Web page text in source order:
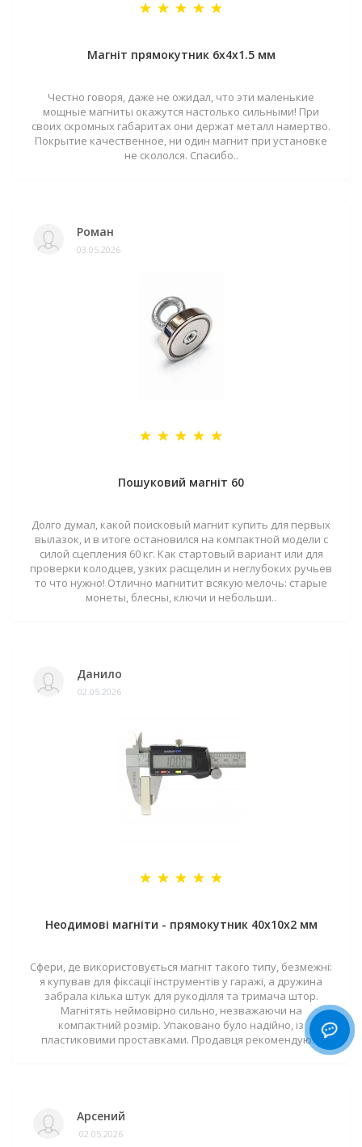
Магніт прямокутник 6х4х1.5 мм
Честно говоря, даже не ожидал, что эти маленькие
мощные магниты окажутся настолько сильными! При
своих скромных габаритах они держат металл намертво.
Покрытие качественное, ни один магнит при установке
не скололся. Спасибо..
Роман
03.05.2026
Пошуковий магніт 60
Долго думал, какой поисковый магнит купить для первых
вылазок, и в итоге остановился на компактной модели с
силой сцепления 60 кг. Как стартовый вариант или для
проверки колодцев, узких расщелин и неглубоких ручьев
то что нужно! Отлично магнитит всякую мелочь: старые
монеты, блесны, ключи и небольши..
Данило
02.05.2026
Неодимові магніти - прямокутник 40x10x2 мм
Сфери, де використовується магніт такого типу, безмежні:
я купував для фіксації інструментів у гаражі, а дружина
забрала кілька штук для рукоділля та тримача штор.
Магнітять неймовірно сильно, незважаючи на
компактний розмір. Упаковано було надійно, із
пластиковими проставками. Продавця рекомендую! ..
Арсений
02.05.2026